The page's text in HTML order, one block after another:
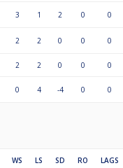
3 1 2 0 0
2 2 0 0 0
2 2 0 0 0
0 4 -4 0 0
WS LS SD RO LAGS